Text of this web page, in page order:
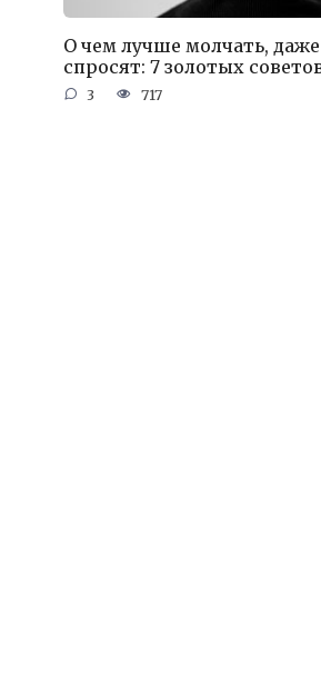
О чем лучше молчать, даже
спросят: 7 золотых
3 717